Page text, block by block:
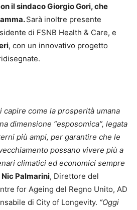
il sindaco Giorgio Gori, che
Sarà inoltre presente
di FSNB Health & Care, e
, con un innovativo progetto
capire come la prosperità umana
dimensione “esposomica”, legata
più ampi, per garantire che le
possano vivere più a
climatici ed economici sempre
Nic Palmarini, Direttore del
for Ageing del Regno Unito, AD
di City of Longevity. “Oggi